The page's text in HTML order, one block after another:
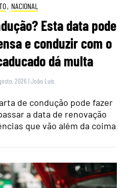
, NACIONAL
Esta data pode
e conduzir com o
dá multa
2026 |João Luís
de condução pode fazer
a data de renovação
que vão além da coima